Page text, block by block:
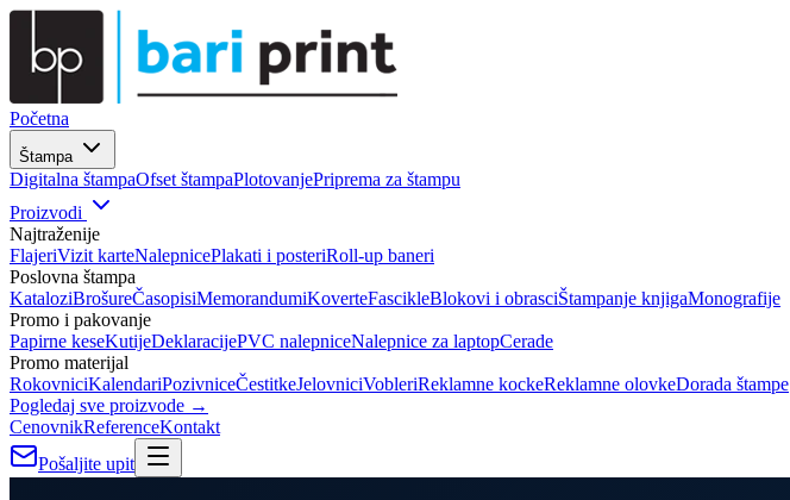
Početna
Štampa
Digitalna štampaOfset štampaPlotovanjePriprema za štampu
Proizvodi
Najtraženije
FlajeriVizit karteNalepnicePlakati i posteriRoll-up baneri
Poslovna štampa
KataloziBrošureČasopisiMemorandumiKoverteFascikleBlokovi i obrasciŠtampanje knjigaMonografije
Promo i pakovanje
Papirne keseKutijeDeklaracijePVC nalepniceNalepnice za laptopCerade
Promo materijal
RokovniciKalendariPozivniceČestitkeJelovniciVobleriReklamne kockeReklamne olovkeDorada štampe
Pogledaj sve proizvode →
CenovnikReferenceKontakt
Pošaljite upit